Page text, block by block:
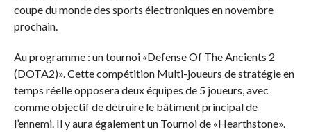
coupe du monde des sports électroniques en novembre
prochain.
Au programme : un tournoi «Defense Of The Ancients 2
(DOTA2)». Cette compétition Multi-joueurs de stratégie en
temps réelle opposera deux équipes de 5 joueurs, avec
comme objectif de détruire le bâtiment principal de
l’ennemi. Il y aura également un Tournoi de «Hearthstone».